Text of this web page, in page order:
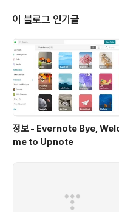
요한 콘솔창을 클릭하면 새창으로
2015/08/11 - [IDE 관련 사항] -
mu 설치하기 위와 유사합니다. 사
를게 없지만, Font 설정을 해줍니
우 이미..
이 블로그 인기글
정보 - Evernote Bye,
me to Upnote